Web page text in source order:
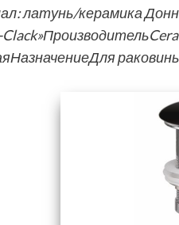
латунь/керамика